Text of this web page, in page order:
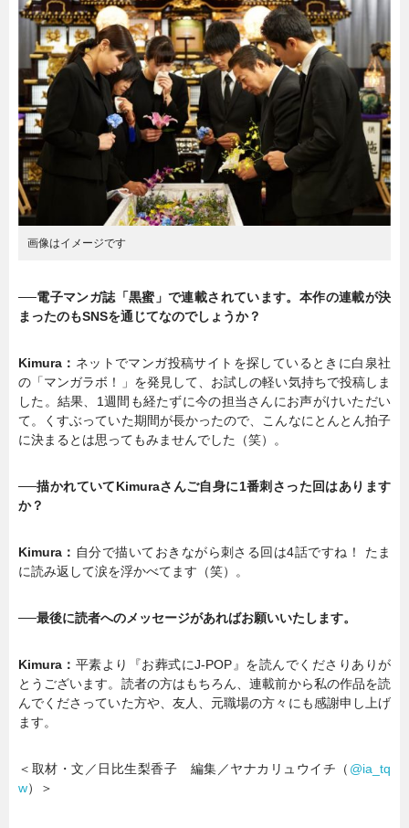
画像はイメージです
──電子マンガ誌「黒蜜」で連載されています。本作の連載が決
まったのもSNSを通じてなのでしょうか？
Kimura： ネットでマンガ投稿サイトを探しているときに白泉社
の「マンガラボ！」を発見して、お試しの軽い気持ちで投稿しま
した。結果、1週間も経たずに今の担当さんにお声がけいただい
て。くすぶっていた期間が長かったので、こんなにとんとん拍子
に決まるとは思ってもみませんでした（笑）。
──描かれていてKimuraさんご自身に1番刺さった回はあります
か？
Kimura： 自分で描いておきながら刺さる回は4話ですね！ たま
に読み返して涙を浮かべてます（笑）。
──最後に読者へのメッセージがあればお願いいたします。
Kimura： 平素より『お葬式にJ-POP』を読んでくださりありが
とうございます。読者の方はもちろん、連載前から私の作品を読
んでくださっていた方や、友人、元職場の方々にも感謝申し上げ
ます。
＜取材・文／日比生梨香子 編集／ヤナカリュウイチ（ @ia_tq
w）＞